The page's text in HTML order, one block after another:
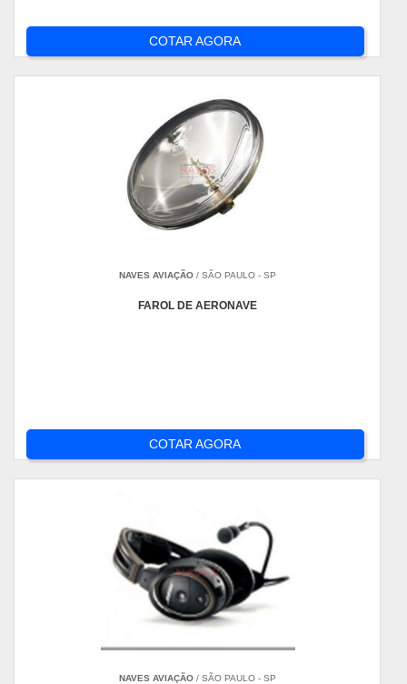
COTAR AGORA
NAVES AVIAÇÃO/ SÃO PAULO - SP
FAROL DE AERONAVE
COTAR AGORA
NAVES AVIAÇÃO/ SÃO PAULO - SP